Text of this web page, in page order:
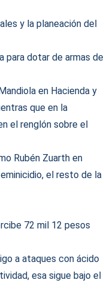
y la planeación del
para dotar de armas de
en Hacienda y
que en la
el renglón sobre el
Rubén Zuarth en
el resto de la
72 mil 12 pesos
a ataques con ácido
esa sigue bajo el